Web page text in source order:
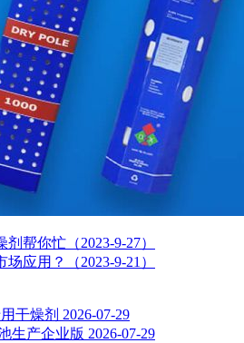
帮你忙（2023-9-27）
应用？（2023-9-21）
干燥剂 2026-07-29
生产企业版 2026-07-29